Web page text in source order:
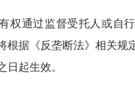
权通过监督受托人或自
根据《反垄断法》相关规
日起生效。